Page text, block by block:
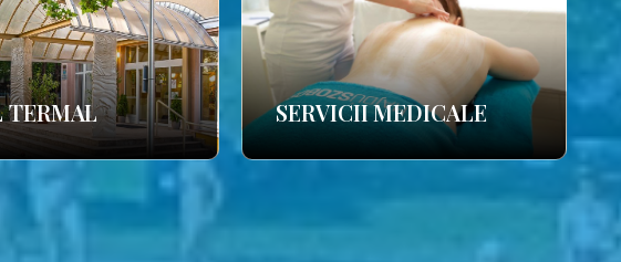
TERMAL SERVICII MEDICALE